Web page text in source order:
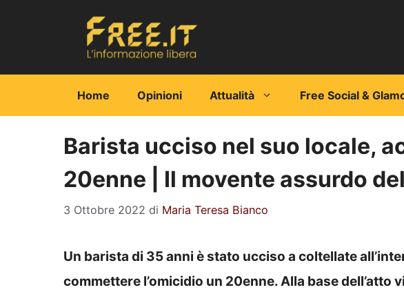
Home Opinioni Attualità Free Social &
Barista ucciso nel suo locale,
20enne | Il movente assurdo
3 Ottobre 2022 di Maria Teresa Bianco
Un barista di 35 anni è stato ucciso a coltellate
commettere l’omicidio un 20enne. Alla base